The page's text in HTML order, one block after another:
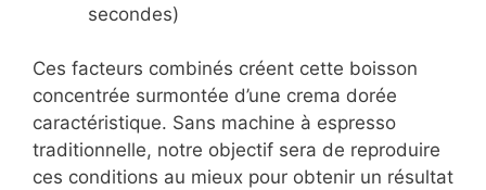
secondes)
Ces facteurs combinés créent cette boisson
concentrée surmontée d’une crema dorée
caractéristique. Sans machine à espresso
traditionnelle, notre objectif sera de reproduire
ces conditions au mieux pour obtenir un résultat